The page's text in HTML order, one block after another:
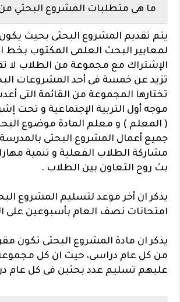
ما هى متطلبات المشروع البحثي
يتم تقديم المشروع البحثى بحيث
لمعايير البحث العلمى المكتوب بخط
الإشتراك مع مجموعة من الطلاب لا
تزيد عن خمسة فى أحد المشروعات
تختارها المجموعة من القائمة التى
موجه أول التربية الإجتماعية و تحت
( المعلم ) و معلم المادة موضوع
جميع أعمال المشروع البحثى
مشاركة الطلاب الفعلية و تنمية
بث روح التعاون بين الطلاب .
يذكر ان أخر موعد لتسليم المشروع
امتحانات نصف العام بأسبوعين على
يذكر ان مادة المشروع البحثى تكون
من كل عام دراسى، حيث ان كل
عليهم تسليم عدد بحثين فى كل عام